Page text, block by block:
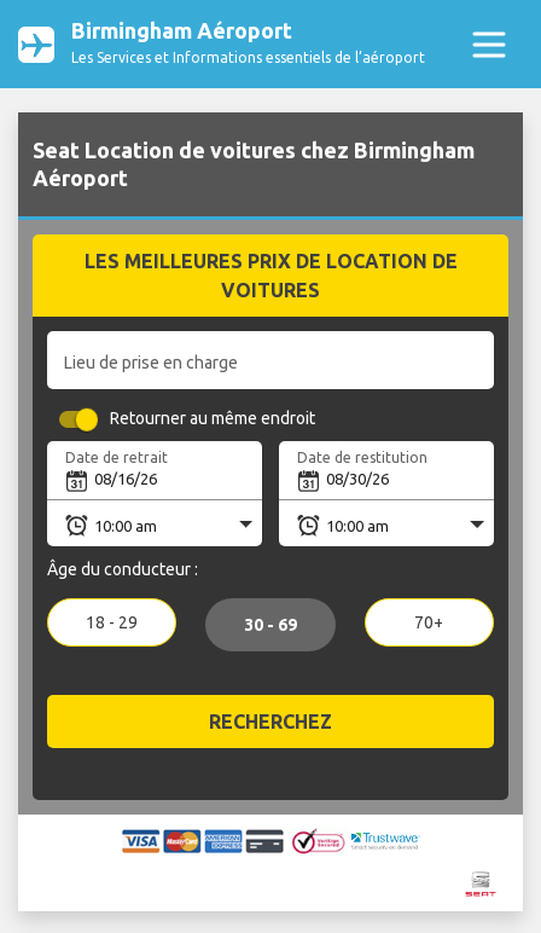
Birmingham Aéroport
Les Services et Informations essentiels de l’aéroport
Seat Location de voitures chez Birmingham
Aéroport
LES MEILLEURES PRIX DE LOCATION DE
VOITURES
Lieu de prise en charge
Retourner au même endroit
Date de retrait Date de restitution
Âge du conducteur :
18 - 29 30 - 69 70+
RECHERCHEZ